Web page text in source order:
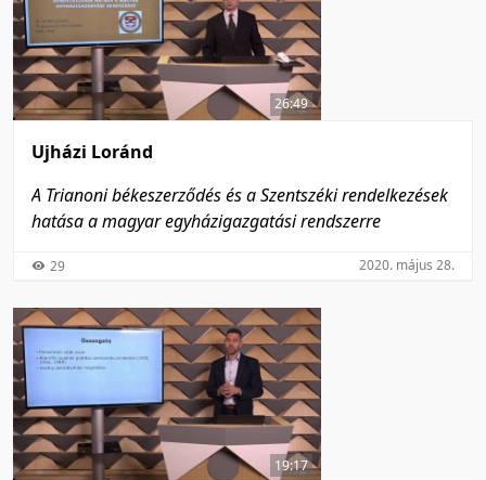
26:49
Ujházi Loránd
A Trianoni békeszerződés és a Szentszéki rendelkezések
hatása a magyar egyházigazgatási rendszerre
29 2020. május 28.
19:17